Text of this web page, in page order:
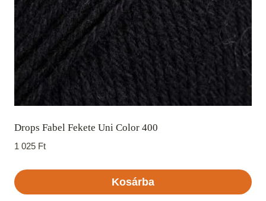
Drops Fabel Fekete Uni Color 400
1 025 Ft
Kosárba